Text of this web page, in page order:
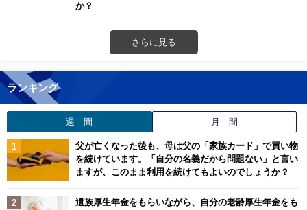
か？
さらに見る
ランキング
週 間 月 間
父が亡くなった後も、母は父の「家族カード」で買い物
を続けています。「自分の名義だから問題ない」と言い
ますが、このまま利用を続けてもよいのでしょうか？
遺族厚生年金をもらいながら、自分の老齢厚生年金をも